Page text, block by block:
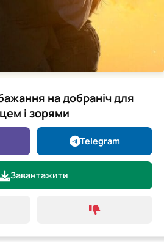
на добраніч для
і зорями
Telegram
Завантажити